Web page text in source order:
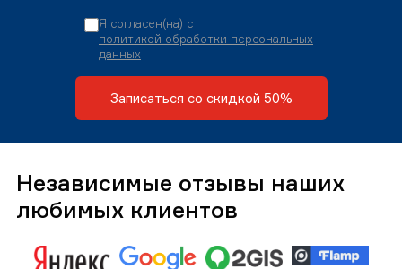
Я согласен(на) с
политикой обработки персональных
данных
Записаться со скидкой 50%
Независимые отзывы наших
любимых клиентов